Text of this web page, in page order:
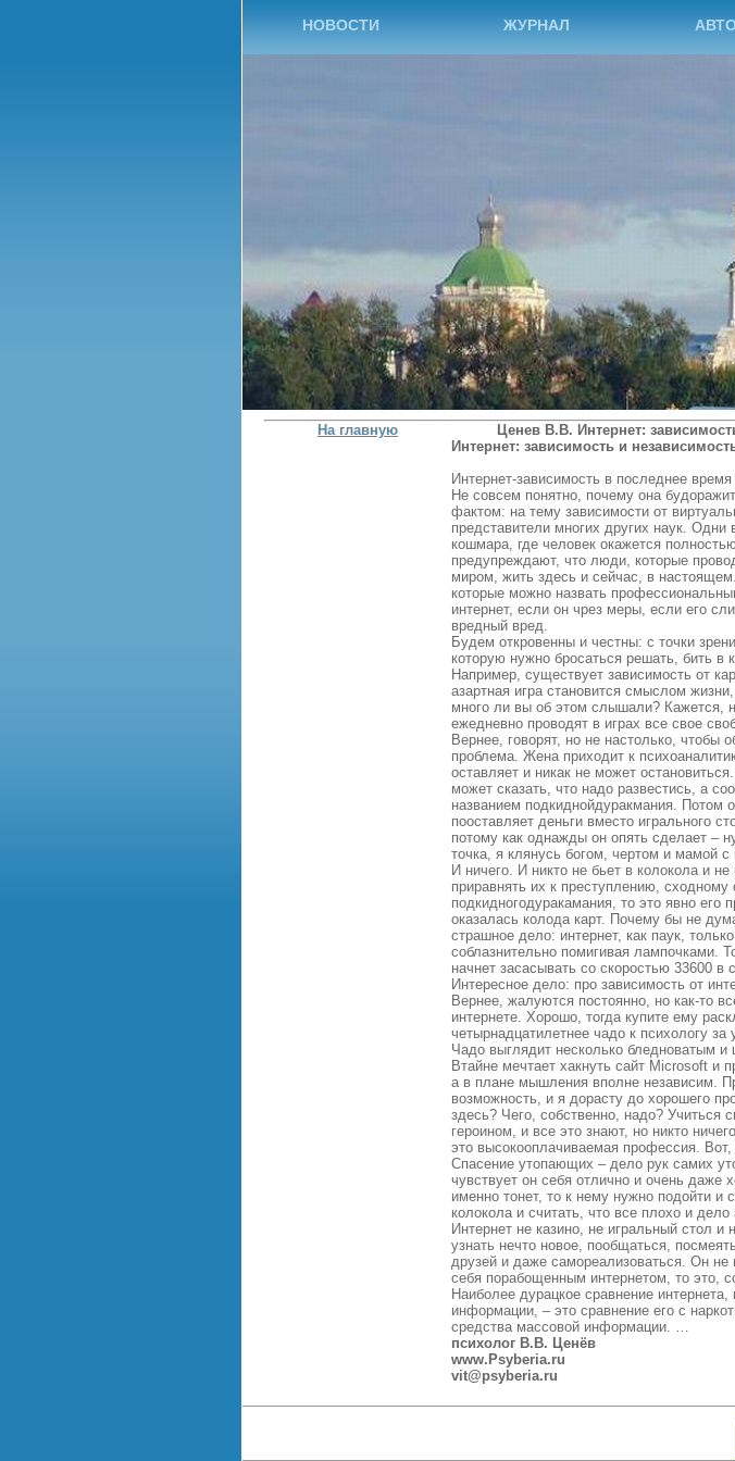
НОВОСТИ ЖУРНАЛ
На главную Ценев В.В. Интернет:
Интернет: зависимость и
Интернет-зависимость в последнее
Не совсем понятно, почему она
фактом: на тему зависимости от
представители многих других наук.
кошмара, где человек окажется
предупреждают, что люди, которые
миром, жить здесь и сейчас, в
которые можно назвать
интернет, если он чрез меры, если его
вредный вред.
Будем откровенны и честны: с точки
которую нужно бросаться решать, бить
Например, существует зависимость от
азартная игра становится смыслом
много ли вы об этом слышали? Кажется,
ежедневно проводят в играх все свое
Вернее, говорят, но не настолько, чтобы
проблема. Жена приходит к
оставляет и никак не может
может сказать, что надо развестись, а
названием подкиднойдуракмания. Потом
пооставляет деньги вместо игрального
потому как однажды он опять сделает –
точка, я клянусь богом, чертом и мамой
И ничего. И никто не бьет в колокола и
приравнять их к преступлению,
подкидногодуракамания, то это явно
оказалась колода карт. Почему бы не
страшное дело: интернет, как паук,
соблазнительно помигивая лампочками.
начнет засасывать со скоростью 33600 в
Интересное дело: про зависимость от
Вернее, жалуются постоянно, но как-то
интернете. Хорошо, тогда купите ему
четырнадцатилетнее чадо к психологу
Чадо выглядит несколько бледноватым
Втайне мечтает хакнуть сайт Microsoft и
а в плане мышления вполне независим.
возможность, и я дорасту до хорошего
здесь? Чего, собственно, надо?
героином, и все это знают, но никто
это высокооплачиваемая профессия. Вот,
Спасение утопающих – дело рук самих
чувствует он себя отлично и очень
именно тонет, то к нему нужно подойти
колокола и считать, что все плохо и
Интернет не казино, не игральный стол
узнать нечто новое, пообщаться,
друзей и даже самореализоваться. Он не
себя порабощенным интернетом, то это,
Наиболее дурацкое сравнение
информации, – это сравнение его с
средства массовой информации. …
психолог В.В. Ценёв
www.Psyberia.ru
vit@psyberia.ru